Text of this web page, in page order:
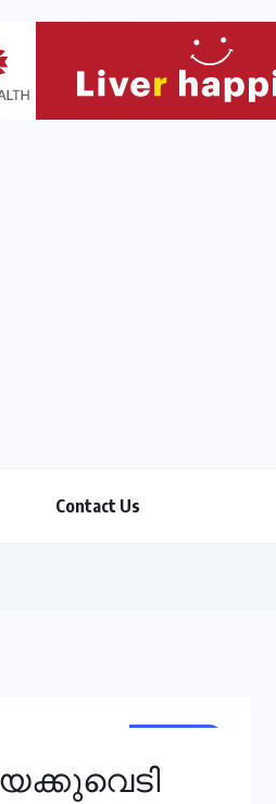
Contact Us